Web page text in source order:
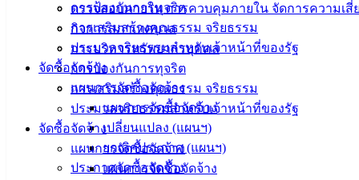
การป้องกันการทุจริต
การเสริมสร้างคุณธรรม จริยธรรม
ประมวลจริยธรรมสำหรับเจ้าหน้าที่ของรัฐ
จัดซื้อจัดจ้าง
แผนการจัดซื้อจัดจ้าง
แผนการจัดซื้อจัดจ้าง
เปลี่ยนแปลง (แผนฯ)
ยกเลิกประกาศ (แผนฯ)
ประกาศจัดซื้อจัดจ้าง
ตรวจสอบภายใน การควบคุมภายใน จัดการความเสี่
กิจการสภาเทศบาล
การบริหารทรัพยากรบุคคล
การป้องกันการทุจริต
การเสริมสร้างคุณธรรม จริยธรรม
ประมวลจริยธรรมสำหรับเจ้าหน้าที่ของรัฐ
จัดซื้อจัดจ้าง
แผนการจัดซื้อจัดจ้าง
แผนการจัดซื้อจัดจ้าง